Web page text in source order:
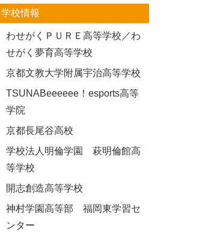
学校情報
わせがくＰＵＲＥ高等学校／わ
せがく夢育高等学校
京都文教大学附属宇治高等学校
TSUNABeeeeee！esports高等
学院
京都長尾谷高校
学校法人明倫学園 萩明倫館高
等学校
開志創造高等学校
神村学園高等部 福岡東学習セ
ンター